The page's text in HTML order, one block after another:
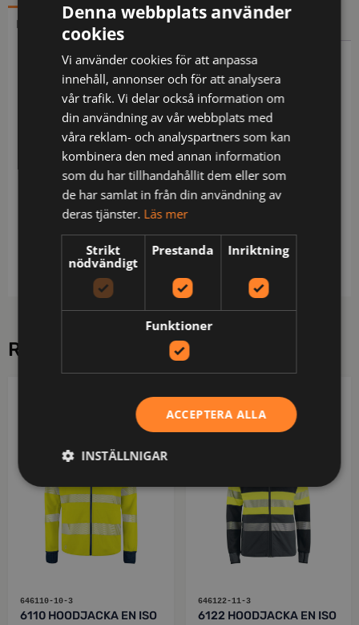
BESKRIVNING YTTERLIGARE INFORMATION
Beskrivning
Bomull på insidan / Lång dragkedja som går upp i
kragen med dragkedjeskydd / Bröstficka med
vertikal dragkedja / 2 framfickor med dragkedja /
Ribbmudd i ärmslut och nederkant / Godkänd
enligt EN ISO 20471 klass 2 för XS-M och klass 3 för
L-4XL samt EN 13758-2 UPF 40+ UV-skydd.
Materialet är godkänt för 100+ UV-skydd /
Certifierad efter 25 tvättar / Testad för industritvätt
enligt ISO 15797 / OEKO-TEX®-certifierad.
RELATERADE PRODUKTER
646110-10-3
6110 HOODJACKA EN ISO
PROJOB
646122-11-3
6122 HOODJACKA EN ISO
Denna webbplats använder
cookies
Vi använder cookies för att anpassa
innehåll, annonser och för att analysera
vår trafik. Vi delar också information om
din användning av vår webbplats med
våra reklam- och analyspartners som kan
kombinera den med annan information
som du har tillhandahållit dem eller som
de har samlat in från din användning av
deras tjänster. Läs mer
Strikt
nödvändigt
Prestanda Inriktning
Funktioner
ACCEPTERA ALLA
INSTÄLLNIGAR